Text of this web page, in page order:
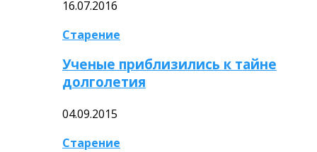
16.07.2016
Старение
Ученые приблизились к тайне
долголетия
04.09.2015
Старение